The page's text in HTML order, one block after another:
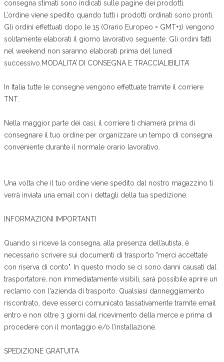
consegna stimati sono indicati sulle pagine dei prodotti.
L’ordine viene spedito quando tutti i prodotti ordinati sono pronti.
Gli ordini effettuati dopo le 15 (Orario Europeo = GMT+1) vengono
solitamente elaborati il giorno lavorativo seguente. Gli ordini fatti
nel weekend non saranno elaborati prima del lunedì
successivo.MODALITA’ DI CONSEGNA E TRACCIALIBILITA’
In Italia tutte le consegne vengono effettuate tramite il corriere
TNT.
Nella maggior parte dei casi, il corriere ti chiamerà prima di
consegnare il tuo ordine per organizzare un tempo di consegna
conveniente durante il normale orario lavorativo.
Una volta che il tuo ordine viene spedito dal nostro magazzino ti
verrà inviata una email con i dettagli della tua spedizione.
INFORMAZIONI IMPORTANTI
Quando si riceve la consegna, alla presenza dell’autista, è
necessario scrivere sui documenti di trasporto "merci accettate
con riserva di conto". In questo modo se ci sono danni causati dal
trasportatore, non immediatamente visibili, sarà possibile aprire un
reclamo con l'azienda di trasporto. Qualsiasi danneggiamento
riscontrato, deve esserci comunicato tassativamente tramite email
entro e non oltre 3 giorni dal ricevimento della merce e prima di
procedere con il montaggio e/o l’installazione.
SPEDIZIONE GRATUITA